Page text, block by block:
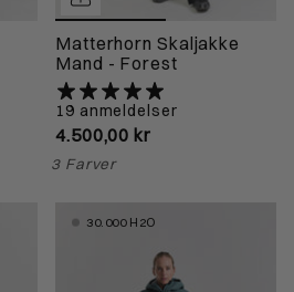
Matterhorn Skaljakke
Mand - Forest
19 anmeldelser
4.500,00 kr
3 Farver
30.000 H2O